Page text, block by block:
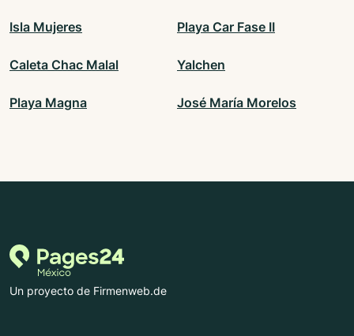
Isla Mujeres Playa Car Fase II
Caleta Chac Malal Yalchen
Playa Magna José María Morelos
Un proyecto de Firmenweb.de